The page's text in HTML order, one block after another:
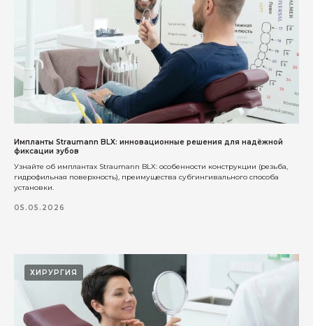
Импланты Straumann BLX: инновационные решения для надёжной
фиксации зубов
Узнайте об имплантах Straumann BLX: особенности конструкции (резьба,
гидрофильная поверхность), преимущества субгингивального способа
установки.
05.05.2026
ХИРУРГИЯ
ЮРИДИЧЕСКАЯ ИНФОРМАЦИЯ
Записаться на приём
ООО "ПРОИМПЛАНТС"
РФ, 115054, Г. МОСКВА, ВН.ТЕР.Г.
МУНИЦИПАЛЬНЫЙ ОКРУГ